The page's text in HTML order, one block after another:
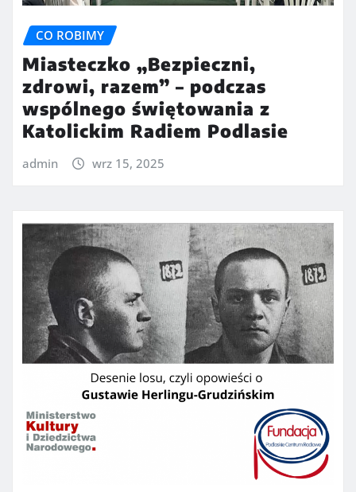
CO ROBIMY
Miasteczko „Bezpieczni,
zdrowi, razem” – podczas
wspólnego świętowania z
Katolickim Radiem Podlasie
admin wrz 15, 2025